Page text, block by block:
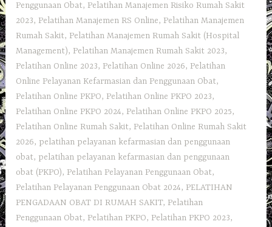
Penggunaan Obat, Pelatihan Manajemen Risiko Rumah Sakit
2023, Pelatihan Manajemen RS Online, Pelatihan Manajemen
Rumah Sakit, Pelatihan Manajemen Rumah Sakit (Hospital
Management), Pelatihan Manajemen Rumah Sakit 2023,
Pelatihan Online 2023, Pelatihan Online 2026, Pelatihan
Online Pelayanan Kefarmasian dan Penggunaan Obat,
Pelatihan Online PKPO, Pelatihan Online PKPO 2023,
Pelatihan Online PKPO 2024, Pelatihan Online PKPO 2025,
Pelatihan Online Rumah Sakit, Pelatihan Online Rumah Sakit
2026, pelatihan pelayanan kefarmasian dan penggunaan
obat, pelatihan pelayanan kefarmasian dan penggunaan
obat (PKPO), Pelatihan Pelayanan Penggunaan Obat,
Pelatihan Pelayanan Penggunaan Obat 2024, PELATIHAN
PENGADAAN OBAT DI RUMAH SAKIT, Pelatihan
Penggunaan Obat, Pelatihan PKPO, Pelatihan PKPO 2023,